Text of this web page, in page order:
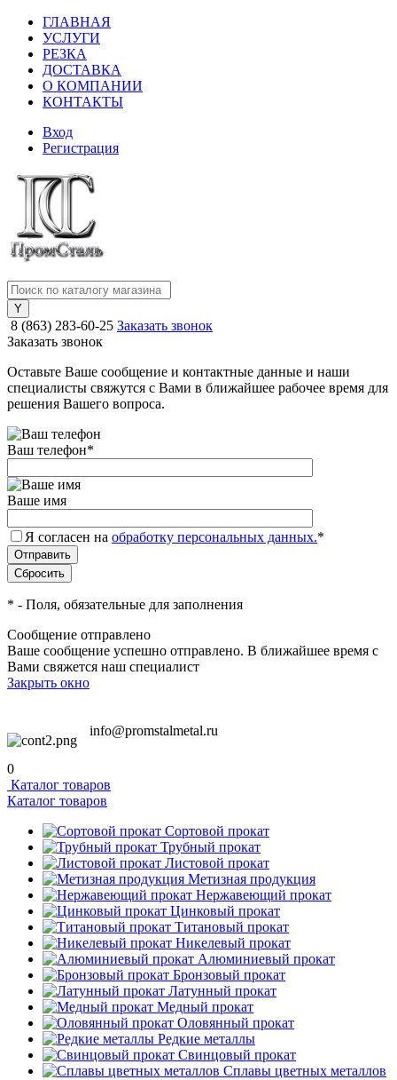
ГЛАВНАЯ
УСЛУГИ
РЕЗКА
ДОСТАВКА
О КОМПАНИИ
КОНТАКТЫ
Вход
Регистрация
8 (863) 283-60-25 Заказать звонок
Заказать звонок
Оставьте Ваше сообщение и контактные данные и наши
специалисты свяжутся с Вами в ближайшее рабочее время для
решения Вашего вопроса.
Ваш телефон*
Ваше имя
Я согласен на обработку персональных данных.*
* - Поля, обязательные для заполнения
Сообщение отправлено
Ваше сообщение успешно отправлено. В ближайшее время с
Вами свяжется наш специалист
Закрыть окно
info@promstalmetal.ru
0
Каталог товаров
Каталог товаров
Сортовой прокат
Трубный прокат
Листовой прокат
Метизная продукция
Нержавеющий прокат
Цинковый прокат
Титановый прокат
Никелевый прокат
Алюминиевый прокат
Бронзовый прокат
Латунный прокат
Медный прокат
Оловянный прокат
Редкие металлы
Свинцовый прокат
Сплавы цветных металлов